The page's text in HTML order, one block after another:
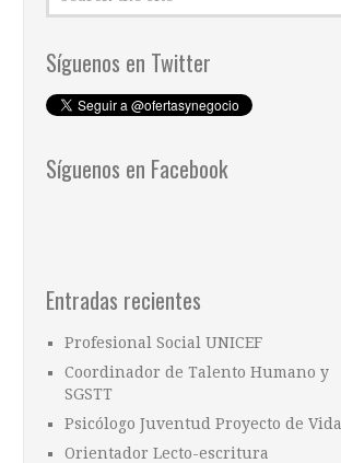
Síguenos en Twitter
Síguenos en Facebook
Entradas recientes
Profesional Social UNICEF
Coordinador de Talento Humano y
SGSTT
Psicólogo Juventud Proyecto de Vida
Orientador Lecto-escritura